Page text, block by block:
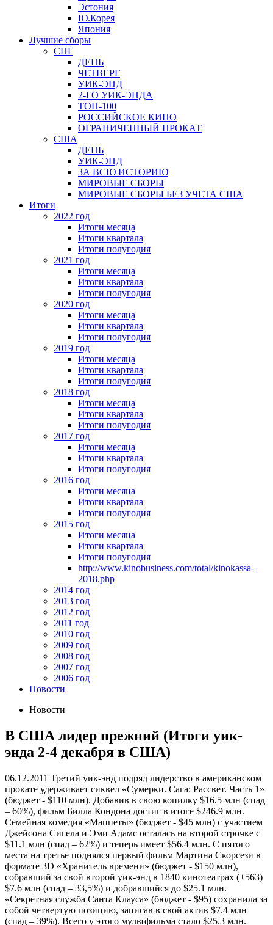
Эстония
Ю.Корея
Япония
Лучшие сборы
СНГ
ДЕНЬ
ЧЕТВЕРГ
УИК-ЭНД
2-ГО УИК-ЭНДА
ТОП-100
РОССИЙСКОЕ КИНО
ОГРАНИЧЕННЫЙ ПРОКАТ
США
ДЕНЬ
УИК-ЭНД
ЗА ВСЮ ИСТОРИЮ
МИРОВЫЕ СБОРЫ
МИРОВЫЕ СБОРЫ БЕЗ УЧЕТА США
Итоги
2022 год
Итоги месяца
Итоги квартала
Итоги полугодия
2021 год
Итоги месяца
Итоги квартала
Итоги полугодия
2020 год
Итоги месяца
Итоги квартала
Итоги полугодия
2019 год
Итоги месяца
Итоги квартала
Итоги полугодия
2018 год
Итоги месяца
Итоги квартала
Итоги полугодия
2017 год
Итоги месяца
Итоги квартала
Итоги полугодия
2016 год
Итоги месяца
Итоги квартала
Итоги полугодия
2015 год
Итоги месяца
Итоги квартала
Итоги полугодия
http://www.kinobusiness.com/total/kinokassa-
2018.php
2014 год
2013 год
2012 год
2011 год
2010 год
2009 год
2008 год
2007 год
2006 год
Новости
Новости
В США лидер прежний (Итоги уик-
энда 2-4 декабря в США)
06.12.2011 Третий уик-энд подряд лидерство в американском
прокате удерживает сиквел «Сумерки. Сага: Рассвет. Часть 1»
(бюджет - $110 млн). Добавив в свою копилку $16.5 млн (спад
– 60%), фильм Билла Кондона достиг в итоге $246.9 млн.
Семейная комедия «Маппеты» (бюджет - $45 млн) с участием
Джейсона Сигела и Эми Адамс осталась на второй строчке с
$11.1 млн (спад – 62%) и теперь имеет $56.4 млн. С пятого
места на третье поднялся первый фильм Мартина Скорсези в
формате 3D «Хранитель времени» (бюджет - $150 млн),
собравший за свой второй уик-энд в 1840 кинотеатрах (+563)
$7.6 млн (спад – 33,5%) и добравшийся до $25.1 млн.
«Секретная служба Санта Клауса» (бюджет - $95) сохранила за
собой четвертую позицию, записав в свой актив $7.4 млн
(спад – 39%). Всего у этого мультфильма стало $25.3 млн.